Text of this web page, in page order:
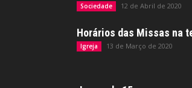
Sociedade 12 de Abril de 2020
Horários das Missas na
Igreja 13 de Março de 2020